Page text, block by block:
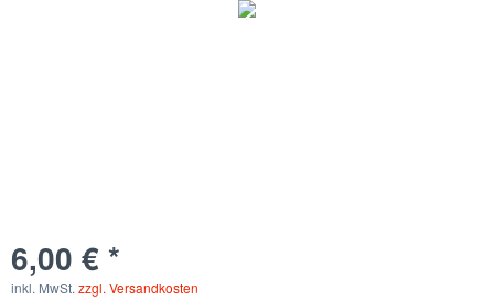
6,00 € *
inkl. MwSt. zzgl. Versandkosten